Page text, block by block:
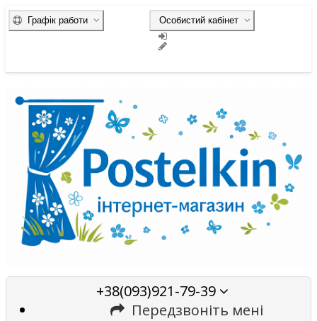
Особистий кабінет
Графік работи
+38(093)921-79-39
Передзвоніть мені